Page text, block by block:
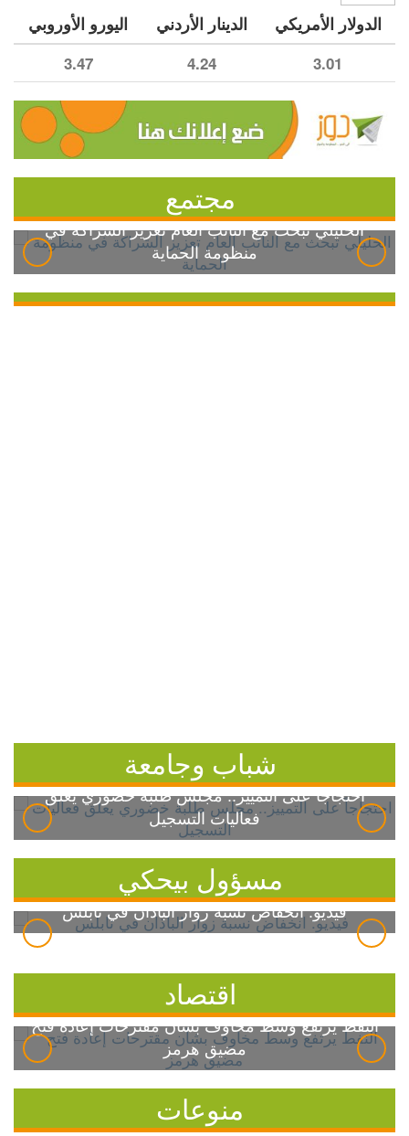
الدولار الأمريكي الدينار الأردني اليورو الأوروبي
3.01
4.24
3.47
مجتمع
الخليلي تبحث مع النائب العام تعزيز الشراكة في
منظومة الحماية
شباب وجامعة
احتجاجاً على التمييز.. مجلس طلبة خضوري يعلق
فعاليات التسجيل
مسؤول بيحكي
فيديو: انخفاض نسبة زوار الباذان في نابلس
اقتصاد
النفط يرتفع وسط مخاوف بشأن مقترحات إعادة فتح
مضيق هرمز
منوعات
7 خطوات بسيطة للسيطرة على ارتفاع سكر الدم